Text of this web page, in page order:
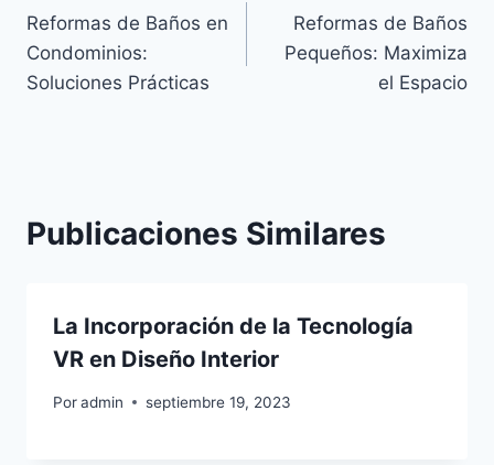
Reformas de Baños en
Condominios:
Soluciones Prácticas
Reformas de Baños
Pequeños: Maximiza
el Espacio
Publicaciones Similares
La Incorporación de la Tecnología
VR en Diseño Interior
Poradmin septiembre 19, 2023